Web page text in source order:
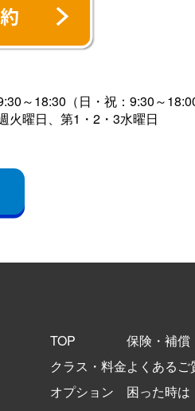
～18:30（日・祝：9:30～18:00
火曜日、第1・2・3水曜日
TOP
クラス・料金
オプション
保険・補償
よくあるご
困った時は